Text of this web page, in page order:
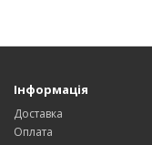
Інформація
Доставка
Оплата